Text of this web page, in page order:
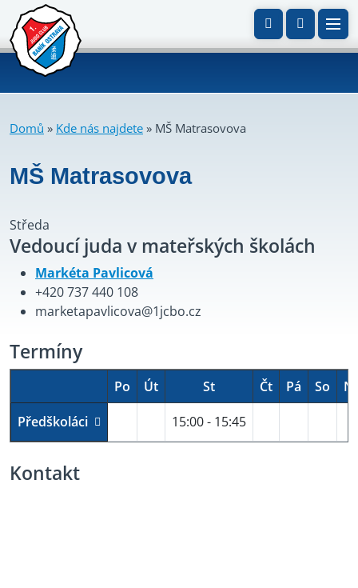
Domů » Kde nás najdete » MŠ Matrasovova
MŠ Matrasovova
Středa
Vedoucí juda v mateřských školách
Markéta Pavlicová
+420 737 440 108
marketapavlicova@1jcbo.cz
Termíny
Po Út St Čt Pá So
Předškoláci
15:00 - 15:45
Kontakt